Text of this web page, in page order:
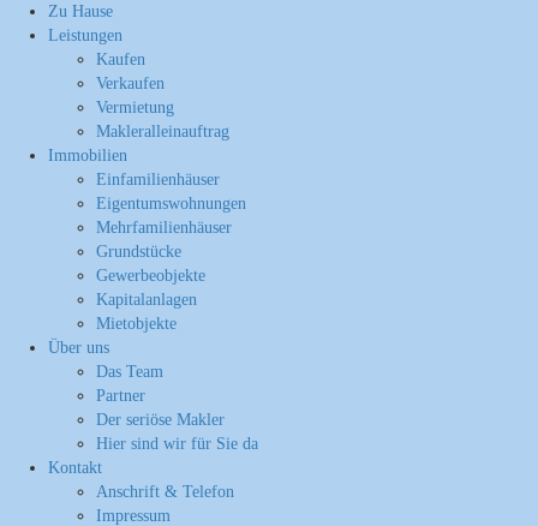
Zu Hause
Leistungen
Kaufen
Verkaufen
Vermietung
Makleralleinauftrag
Immobilien
Einfamilienhäuser
Eigentumswohnungen
Mehrfamilienhäuser
Grundstücke
Gewerbeobjekte
Kapitalanlagen
Mietobjekte
Über uns
Das Team
Partner
Der seriöse Makler
Hier sind wir für Sie da
Kontakt
Anschrift & Telefon
Impressum